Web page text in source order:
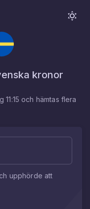
kronor
11:15 och hämtas flera
upphörde att